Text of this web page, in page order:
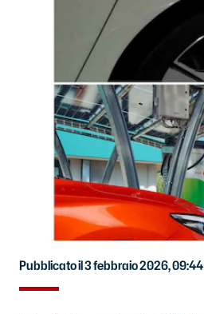
Pubblicato il 3 febbraio 2026, 09:44